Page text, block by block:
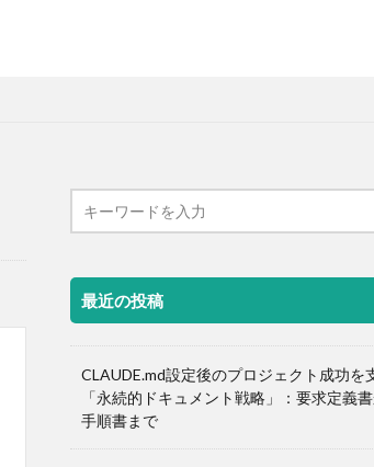
最近の投稿
CLAUDE.md設定後のプロジェクト成功を
「永続的ドキュメント戦略」：要求定義
手順書まで